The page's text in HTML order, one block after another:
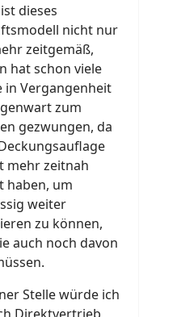
dieses
nicht nur
zeitgemäß,
hat schon viele
in Vergangenheit
zum
gezwungen, da
mehr zeitnah
haben, um
weiter
zu können,
auch noch davon
Stelle würde ich